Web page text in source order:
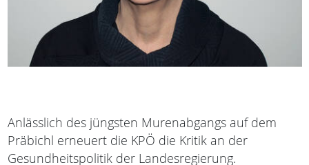
Anlässlich des jüngsten Murenabgangs auf dem
Präbichl erneuert die KPÖ die Kritik an der
Gesundheitspolitik der Landesregierung.